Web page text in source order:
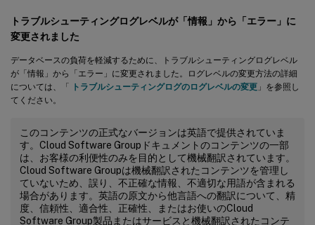
トラブルシューティングログレベルが「情報」から「エラー」に
変更されました
データベースの負荷を軽減するために、トラブルシューティングログレベル
が「情報」から「エラー」に変更されました。ログレベルの変更方法の詳細
については、「 トラブルシューティングログのログレベルの変更 」を参照し
てください。
このコンテンツの正式なバージョンは英語で提供されていま
す。Cloud Software Groupドキュメントのコンテンツの一部
は、お客様の利便性のみを目的として機械翻訳されています。
Cloud Software Groupは機械翻訳されたコンテンツを管理し
ていないため、誤り、不正確な情報、不適切な用語が含まれる
場合があります。英語の原文から他言語への翻訳について、精
度、信頼性、適合性、正確性、またはお使いのCloud
Software Group製品またはサービスと機械翻訳されたコンテ